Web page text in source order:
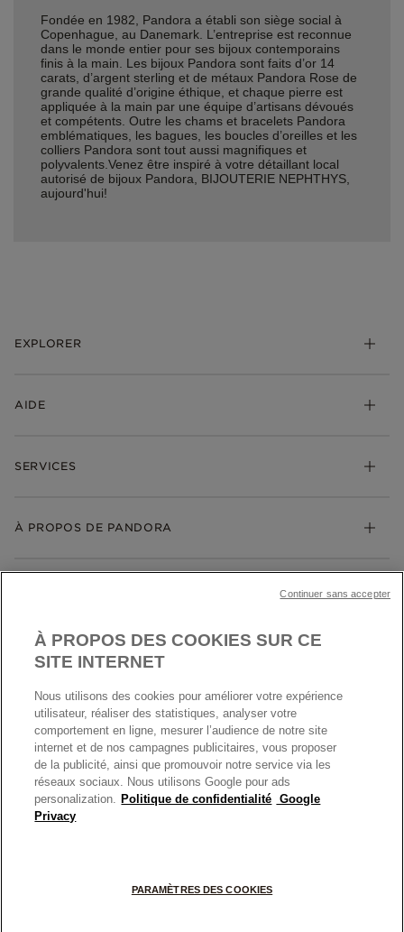
Fondée en 1982, Pandora a établi son siège social à
Copenhague, au Danemark. L’entreprise est reconnue
dans le monde entier pour ses bijoux contemporains
finis à la main. Les bijoux Pandora sont faits d’or 14
carats, d’argent sterling et de métaux Pandora Rose de
grande qualité d’origine éthique, et chaque pierre est
appliquée à la main par une équipe d’artisans dévoués
et compétents. Outre les chams et bracelets Pandora
emblématiques, les bagues, les boucles d’oreilles et les
colliers Pandora sont tout aussi magnifiques et
polyvalents.Venez être inspiré à votre détaillant local
autorisé de bijoux Pandora, BIJOUTERIE NEPHTHYS,
aujourd'hui!
EXPLORER
Bijoux
Trouver une boutique
AIDE
Suivre ma commande
Échanges et retours
Garantie
Nous contacter
*Conditions des offres en cours
SERVICES
Gravure
Nettoyage & Entretien
Conditions générales de My Pandora
À PROPOS DE PANDORA
Politique de confidentialité
Protection des données
Conditions générales de vente
Conditions générales de vente Click & Collect
Plateforme ODR
FRANCE France
© TOUS DROITS RESERVES. 2026 Pandora
À PROPOS DES COOKIES SUR CE
SITE INTERNET
Nous utilisons des cookies pour améliorer votre expérience
utilisateur, réaliser des statistiques, analyser votre
comportement en ligne, mesurer l’audience de notre site
internet et de nos campagnes publicitaires, vous proposer
de la publicité, ainsi que promouvoir notre service via les
réseaux sociaux. Nous utilisons Google pour ads
personalization. Politique de confidentialité Google
Privacy
PARAMÈTRES DES COOKIES
Continuer sans accepter